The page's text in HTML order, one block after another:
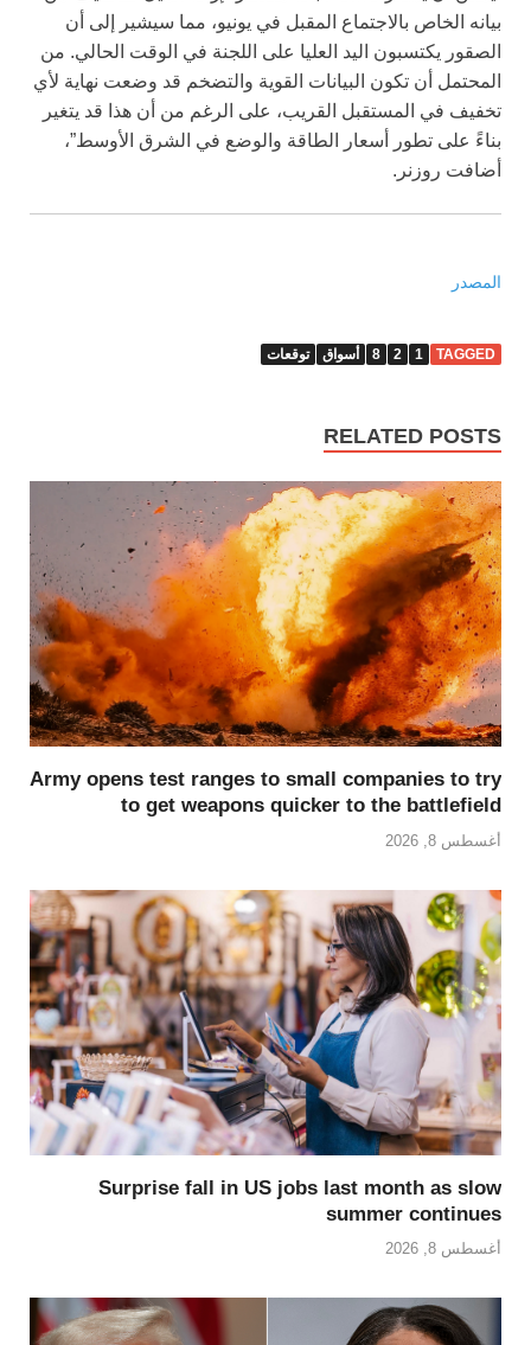
بيانه الخاص بالاجتماع المقبل في يونيو، مما سيشير إلى أن
الصقور يكتسبون اليد العليا على اللجنة في الوقت الحالي. من
المحتمل أن تكون البيانات القوية والتضخم قد وضعت نهاية لأي
تخفيف في المستقبل القريب، على الرغم من أن هذا قد يتغير
بناءً على تطور أسعار الطاقة والوضع في الشرق الأوسط”،
أضافت روزنر.
المصدر
TAGGED
1
2
8 أسواق توقعات
RELATED POSTS
Army opens test ranges to small companies to try
to get weapons quicker to the battlefield
أغسطس 8, 2026
Surprise fall in US jobs last month as slow
summer continues
أغسطس 8, 2026